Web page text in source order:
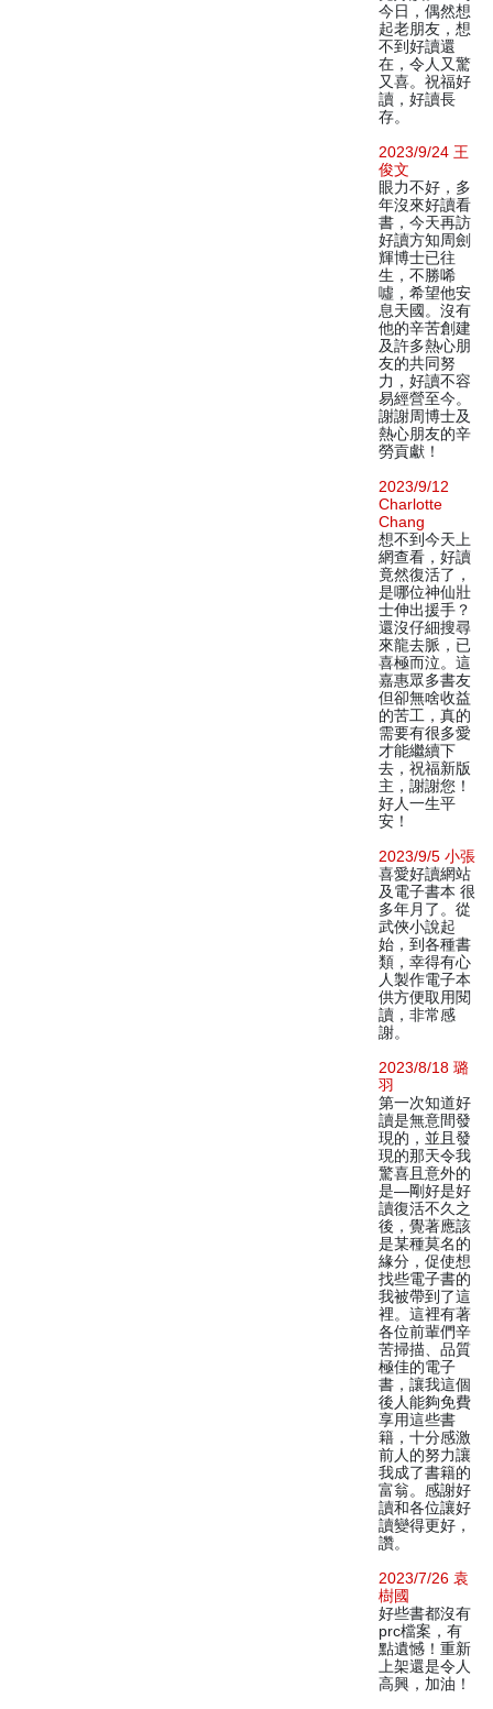
今日，偶然想
起老朋友，想
不到好讀還
在，令人又驚
又喜。祝福好
讀，好讀長
存。
2023/9/24 王
俊文
眼力不好，多
年沒來好讀看
書，今天再訪
好讀方知周劍
輝博士已往
生，不勝唏
噓，希望他安
息天國。沒有
他的辛苦創建
及許多熱心朋
友的共同努
力，好讀不容
易經營至今。
謝謝周博士及
熱心朋友的辛
勞貢獻！
2023/9/12
Charlotte
Chang
想不到今天上
網查看，好讀
竟然復活了，
是哪位神仙壯
士伸出援手？
還沒仔細搜尋
來龍去脈，已
喜極而泣。這
嘉惠眾多書友
但卻無啥收益
的苦工，真的
需要有很多愛
才能繼續下
去，祝福新版
主，謝謝您！
好人一生平
安！
2023/9/5 小張
喜愛好讀網站
及電子書本 很
多年月了。從
武俠小說起
始，到各種書
類，幸得有心
人製作電子本
供方便取用閱
讀，非常感
謝。
2023/8/18 璐
羽
第一次知道好
讀是無意間發
現的，並且發
現的那天令我
驚喜且意外的
是—剛好是好
讀復活不久之
後，覺著應該
是某種莫名的
緣分，促使想
找些電子書的
我被帶到了這
裡。這裡有著
各位前輩們辛
苦掃描、品質
極佳的電子
書，讓我這個
後人能夠免費
享用這些書
籍，十分感激
前人的努力讓
我成了書籍的
富翁。感謝好
讀和各位讓好
讀變得更好，
讚。
2023/7/26 袁
樹國
好些書都沒有
prc檔案，有
點遺憾！重新
上架還是令人
高興，加油！